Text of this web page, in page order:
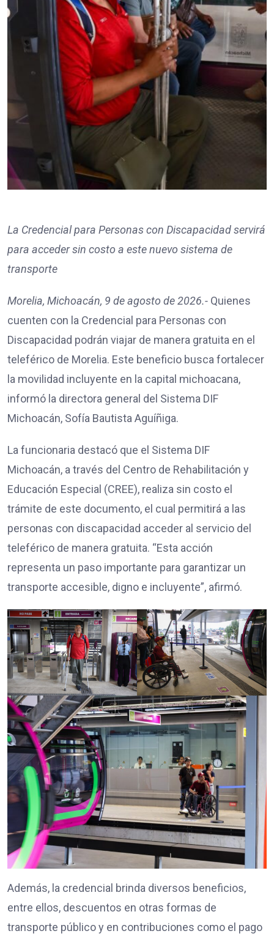
La Credencial para Personas con Discapacidad servirá
para acceder sin costo a este nuevo sistema de
transporte
Morelia, Michoacán, 9 de agosto de 2026.- Quienes
cuenten con la Credencial para Personas con
Discapacidad podrán viajar de manera gratuita en el
teleférico de Morelia. Este beneficio busca fortalecer
la movilidad incluyente en la capital michoacana,
informó la directora general del Sistema DIF
Michoacán, Sofía Bautista Aguíñiga.
La funcionaria destacó que el Sistema DIF
Michoacán, a través del Centro de Rehabilitación y
Educación Especial (CREE), realiza sin costo el
trámite de este documento, el cual permitirá a las
personas con discapacidad acceder al servicio del
teleférico de manera gratuita. “Esta acción
representa un paso importante para garantizar un
transporte accesible, digno e incluyente”, afirmó.
Además, la credencial brinda diversos beneficios,
entre ellos, descuentos en otras formas de
transporte público y en contribuciones como el pago